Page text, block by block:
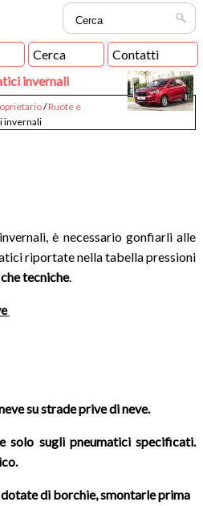
Cerca
Contatti
invernali
/Ruote e
invernali
è necessario gonfiarli alle
riportate nella tabella pressioni
tecniche.
su strade prive di neve.
solo sugli pneumatici specificati.
.
di borchie, smontarle prima